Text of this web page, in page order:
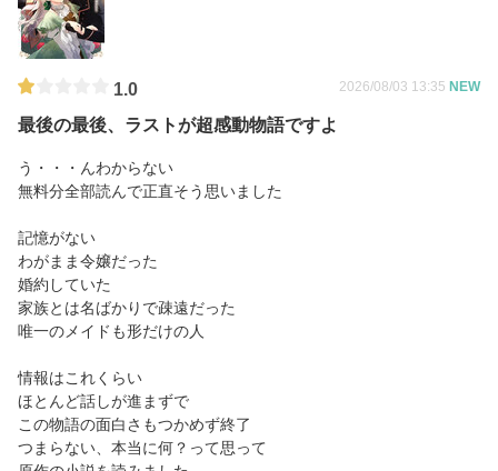
1.0 2026/08/03 13:35 NEW
最後の最後、ラストが超感動物語ですよ
う・・・んわからない
無料分全部読んで正直そう思いました
記憶がない
わがまま令嬢だった
婚約していた
家族とは名ばかりで疎遠だった
唯一のメイドも形だけの人
情報はこれくらい
ほとんど話しが進まずで
この物語の面白さもつかめず終了
つまらない、本当に何？って思って